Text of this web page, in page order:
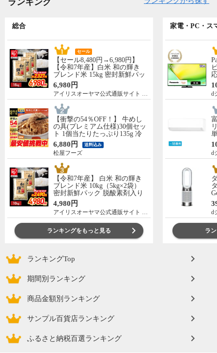
総合
セール
【セール8,480円→6,980円】
【令和7年産】白米 和の輝き
ブレンド米 15kg 密封新鮮パッ
ク 脱酸素剤入り 米 お米 低温
製法米 アイリスオーヤマ [食
品]
6,980円
【衝撃の54％OFF！】 牛めし
の具(プレミアム仕様)30個セッ
ト 1個当たりたっぷり135g 冷
凍食品 松屋牛丼 当店のイチオ
シ 非常食
6,880円 送料込み
松屋フーズ
【令和7年産】 白米 和の輝き
ブレンド米 10kg（5kg×2袋）
密封新鮮パック 脱酸素剤入り
米 お米 低温製法米 アイリスオ
ーヤマ [食品]
4,980円
ランキングをもっと見る
家電・PC・ス
d
d
d
ラ
ランキングTop
期間別ランキング
商品金額別ランキング
サンプル百貨店ランキング
ふるさと納税百選ランキング